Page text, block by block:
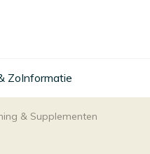
ZoInformatie
& Supplementen